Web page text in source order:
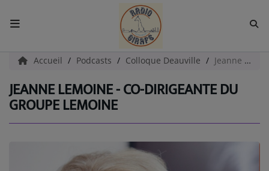
ACCUEIL
Radio
EMISSIONS
Accueil Podcasts Colloque Deauville Jeanne LEMOINE - Co-Dirigeante du Groupe LEMOINE
JEANNE LEMOINE - CO-DIRIGEANTE DU
GROUPE LEMOINE